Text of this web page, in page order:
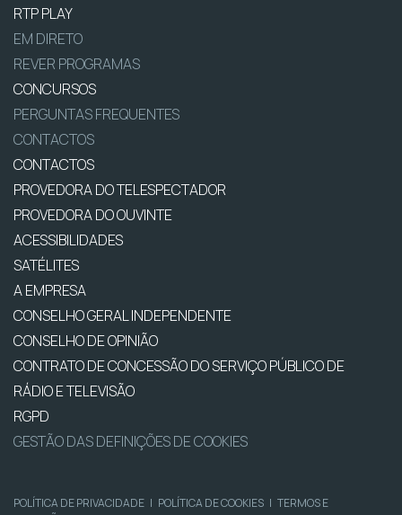
RTP PLAY
EM DIRETO
REVER PROGRAMAS
CONCURSOS
PERGUNTAS FREQUENTES
CONTACTOS
CONTACTOS
PROVEDORA DO TELESPECTADOR
PROVEDORA DO OUVINTE
ACESSIBILIDADES
SATÉLITES
A EMPRESA
CONSELHO GERAL INDEPENDENTE
CONSELHO DE OPINIÃO
CONTRATO DE CONCESSÃO DO SERVIÇO PÚBLICO DE
RÁDIO E TELEVISÃO
RGPD
GESTÃO DAS DEFINIÇÕES DE COOKIES
POLÍTICA DE PRIVACIDADE | POLÍTICA DE COOKIES | TERMOS E